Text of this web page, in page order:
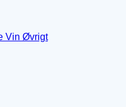
Vin Øvrigt